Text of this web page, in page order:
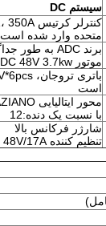
سیستم DC
متحده وارد شده است
برند ADC به طور جداگانه هیجان زده
موتور DC 48V 3.7kw
است
محور ایتالیایی GRAZIANO
با نسبت یک دنده:12
شارژر فرکانس بالا
تنظیم کننده 48V/17A